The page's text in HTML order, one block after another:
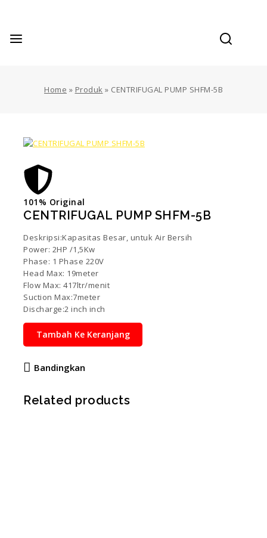
Home » Produk » CENTRIFUGAL PUMP SHFM-5B
101% Original
CENTRIFUGAL PUMP SHFM-5B
Deskripsi:Kapasitas Besar, untuk Air Bersih
Power: 2HP /1,5Kw
Phase: 1 Phase 220V
Head Max: 19meter
Flow Max: 417ltr/menit
Suction Max:7meter
Discharge:2 inch inch
Tambah Ke Keranjang
Bandingkan
Related products